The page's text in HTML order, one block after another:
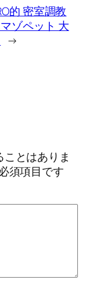
的 密室調教
ゾペット 大
→
とはありま
須項目です